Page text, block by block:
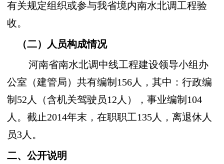
有关规定组织或参与我省境内南水北调工程验
收。
（二）人员构成情况
河南省南水北调中线工程建设领导小组办
公室（建管局）共有编制156人，其中：行政编
制52人（含机关驾驶员12人），事业编制104
人。截止2014年末，在职职工135人，离退休人
员3人。
二、公开说明